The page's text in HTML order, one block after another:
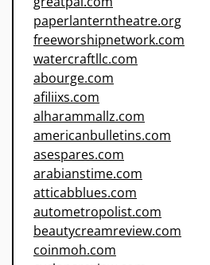
paperlanterntheatre.org
freeworshipnetwork.com
watercraftllc.com
abourge.com
afiliixs.com
alharammallz.com
americanbulletins.com
asespares.com
arabianstime.com
atticabblues.com
autometropolist.com
beautycreamreview.com
coinmoh.com